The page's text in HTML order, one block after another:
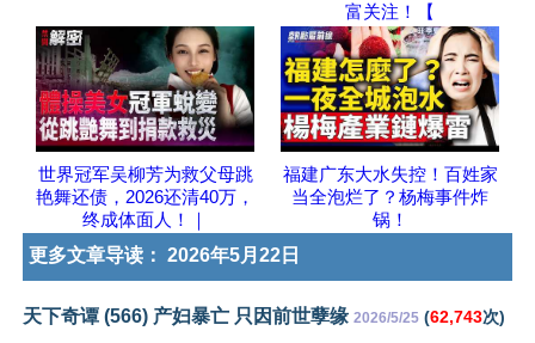
富关注！【
世界冠军吴柳芳为救父母跳
艳舞还债，2026还清40万，
终成体面人！｜
福建广东大水失控！百姓家
当全泡烂了？杨梅事件炸
锅！
更多文章导读： 2026年5月22日
天下奇谭 (566) 产妇暴亡 只因前世孽缘 2026/5/25 (62,743次)